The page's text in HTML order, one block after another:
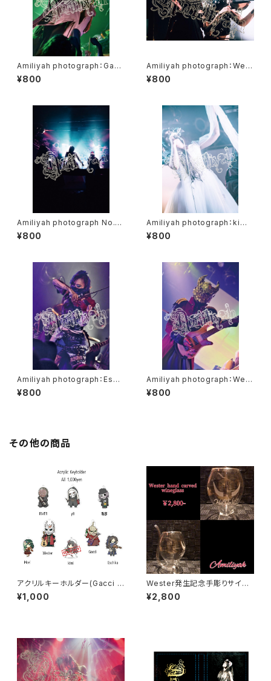
Amiliyah photograph：Gacc
i No.1～No.10
¥800
Amiliyah photograph：West
er & Eschika
¥800
Amiliyah photograph No.1
～No.2
¥800
Amiliyah photograph：kimi
No.11～20
¥800
Amiliyah photograph：Eschi
ka No.1～No.10
¥800
Amiliyah photograph：West
er No.1～No.10
¥800
その他の商品
アクリルキーホルダー(Gacci /
Moel / ρθ / Wester / 執事)
¥1,000
Wester発生記念手彫りサイン
入りワイングラス
¥2,800